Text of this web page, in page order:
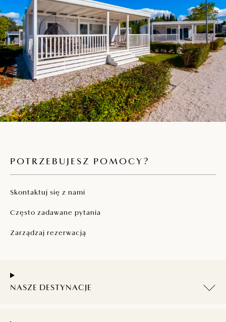
Parking w strefie
Zwierzęta są akceptowane za dodatkową
opłatą
POTRZEBUJESZ POMOCY?
Skontaktuj się z nami
Często zadawane pytania
Zarządzaj rezerwacją
NASZE DESTYNACJE